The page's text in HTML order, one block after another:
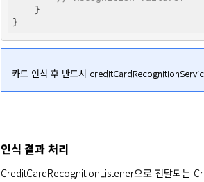
    }
카드 인식 후 반드시
인식 결과 처리
CreditCardRecognitionListener으로 전달되는